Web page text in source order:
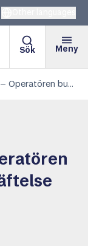
Sök Meny
ARN 2017-07028 – Operatören bunden av orderbekräftelse